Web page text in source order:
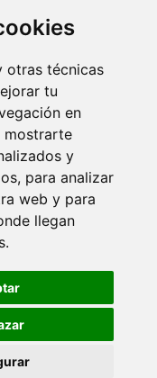
otras técnicas
tu
en
mostrarte
y
para analizar
web y para
llegan